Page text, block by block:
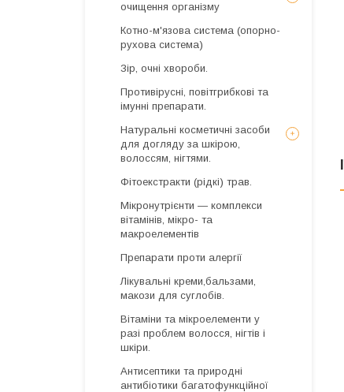
очищення організму
Котно-м'язова система (опорно-
рухова система)
Зір, очні хвороби.
Противірусні, повітгрибкові та
імунні препарати.
Натуральні косметичні засоби
для догляду за шкірою,
волоссям, нігтями.
Фітоекстракти (рідкі) трав.
Мікронутрієнти — комплекси
вітамінів, мікро- та
макроелементів
Препарати проти алергії
Лікувальні креми,бальзами,
макози для суглобів.
Вітаміни та мікроелементи у
разі проблем волосся, нігтів і
шкіри.
Антисептики та природні
антибіотики багатофункційної